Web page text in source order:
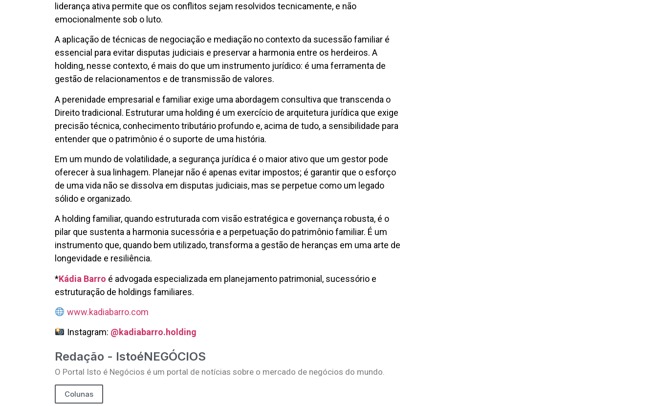
liderança ativa permite que os conflitos sejam resolvidos tecnicamente, e não
emocionalmente sob o luto.
A aplicação de técnicas de negociação e mediação no contexto da sucessão familiar é
essencial para evitar disputas judiciais e preservar a harmonia entre os herdeiros. A
holding, nesse contexto, é mais do que um instrumento jurídico: é uma ferramenta de
gestão de relacionamentos e de transmissão de valores.
A perenidade empresarial e familiar exige uma abordagem consultiva que transcenda o
Direito tradicional. Estruturar uma holding é um exercício de arquitetura jurídica que exige
precisão técnica, conhecimento tributário profundo e, acima de tudo, a sensibilidade para
entender que o patrimônio é o suporte de uma história.
Em um mundo de volatilidade, a segurança jurídica é o maior ativo que um gestor pode
oferecer à sua linhagem. Planejar não é apenas evitar impostos; é garantir que o esforço
de uma vida não se dissolva em disputas judiciais, mas se perpetue como um legado
sólido e organizado.
A holding familiar, quando estruturada com visão estratégica e governança robusta, é o
pilar que sustenta a harmonia sucessória e a perpetuação do patrimônio familiar. É um
instrumento que, quando bem utilizado, transforma a gestão de heranças em uma arte de
longevidade e resiliência.
*Kádia Barro é advogada especializada em planejamento patrimonial, sucessório e
estruturação de holdings familiares.
www.kadiabarro.com
Instagram: @kadiabarro.holding
Redação - IstoéNEGÓCIOS
O Portal Isto é Negócios é um portal de notícias sobre o mercado de negócios do mundo.
Colunas